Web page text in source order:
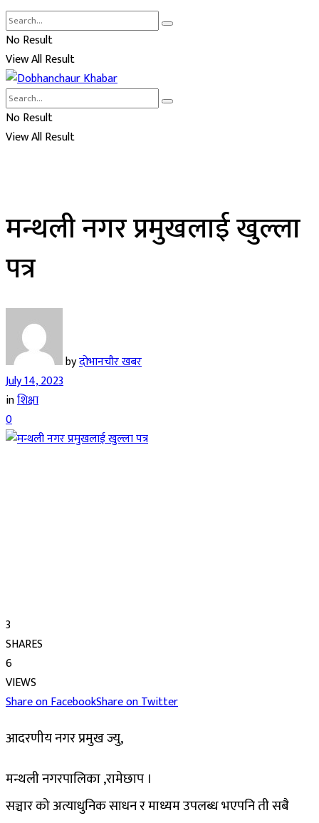
No Result
View All Result
No Result
View All Result
मन्थली नगर प्रमुखलाई खुल्ला
पत्र
byदोभानचौर खबर
July 14, 2023
inशिक्षा
0
3
SHARES
6
VIEWS
Share on FacebookShare on Twitter
आदरणीय नगर प्रमुख ज्यु,
मन्थली नगरपालिका ,रामेछाप ।
सञ्चार को अत्याधुनिक साधन र माध्यम उपलब्ध भएपनि ती सबै